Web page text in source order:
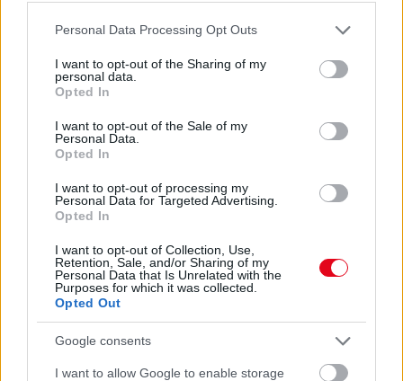
Please note that this website/app uses one or more Google
not limited to your visit or usage behaviour. You may click to
grant or deny consent to Google and its third-party tags to
use your data for below specified purposes in below Google
consent section.
Personal Data Processing Opt Outs
I want to opt-out of the Sharing of my
personal data.
Opted In
I want to opt-out of the Sale of my
Personal Data.
Opted In
I want to opt-out of processing my
Personal Data for Targeted Advertising.
Opted In
I want to opt-out of Collection, Use,
Retention, Sale, and/or Sharing of my
Personal Data that Is Unrelated with the
Purposes for which it was collected.
Opted Out
Google consents
I want to allow Google to enable storage
SZÁLLODÁKBAN A VÍZKŐ ELLEN
Ez a szer tényleg eltünteti a vízkövet
07. 31.
HAGYD A SÓT: EGY CSIPET EBBŐL A FŐZŐVÍZBE,
Titkos hozzávaló
24 óra